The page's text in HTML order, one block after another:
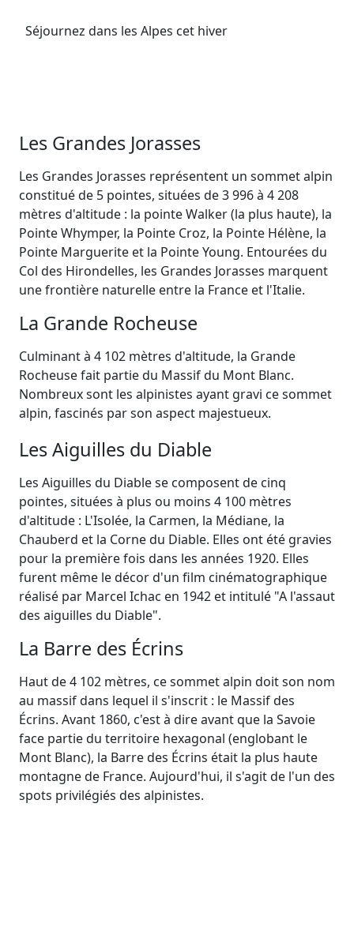
Séjournez dans les Alpes cet hiver
Les Grandes Jorasses
Les Grandes Jorasses représentent un sommet alpin
constitué de 5 pointes, situées de 3 996 à 4 208
mètres d'altitude : la pointe Walker (la plus haute), la
Pointe Whymper, la Pointe Croz, la Pointe Hélène, la
Pointe Marguerite et la Pointe Young. Entourées du
Col des Hirondelles, les Grandes Jorasses marquent
une frontière naturelle entre la France et l'Italie.
La Grande Rocheuse
Culminant à 4 102 mètres d'altitude, la Grande
Rocheuse fait partie du Massif du Mont Blanc.
Nombreux sont les alpinistes ayant gravi ce sommet
alpin, fascinés par son aspect majestueux.
Les Aiguilles du Diable
Les Aiguilles du Diable se composent de cinq
pointes, situées à plus ou moins 4 100 mètres
d'altitude : L'Isolée, la Carmen, la Médiane, la
Chauberd et la Corne du Diable. Elles ont été gravies
pour la première fois dans les années 1920. Elles
furent même le décor d'un film cinématographique
réalisé par Marcel Ichac en 1942 et intitulé "A l'assaut
des aiguilles du Diable".
La Barre des Écrins
Haut de 4 102 mètres, ce sommet alpin doit son nom
au massif dans lequel il s'inscrit : le Massif des
Écrins. Avant 1860, c'est à dire avant que la Savoie
face partie du territoire hexagonal (englobant le
Mont Blanc), la Barre des Écrins était la plus haute
montagne de France. Aujourd'hui, il s'agit de l'un des
spots privilégiés des alpinistes.